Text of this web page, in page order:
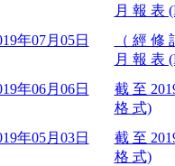
月 報 表
年07月05日
（ 經 修
月 報 表
年06月06日
截 至
格 式)
年05月03日
截 至
格 式)